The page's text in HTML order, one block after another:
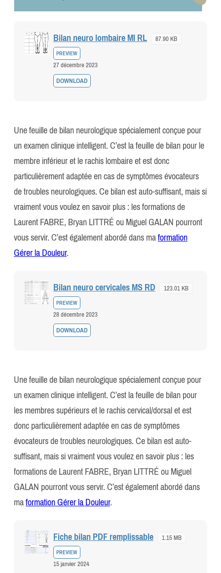
Bilan neuro lombaire MI RL 87.90 KB
PREVIEW
27 décembre 2023
DOWNLOAD
Une feuille de bilan neurologique spécialement conçue pour
un examen clinique intelligent. C’est la feuille de bilan pour le
membre inférieur et le rachis lombaire et est donc
particulièrement adaptée en cas de symptômes évocateurs
de troubles neurologiques. Ce bilan est auto-suffisant, mais si
vraiment vous voulez en savoir plus : les formations de
Laurent FABRE, Bryan LITTRÉ ou Miguel GALAN pourront
vous servir. C’est également abordé dans maformation
Gérer la Douleur.
Bilan neuro cervicales MS RD 123.01 KB
PREVIEW
28 décembre 2023
DOWNLOAD
Une feuille de bilan neurologique spécialement conçue pour
un examen clinique intelligent. C’est la feuille de bilan pour
les membres supérieurs et le rachis cervical/dorsal et est
donc particulièrement adaptée en cas de symptômes
évocateurs de troubles neurologiques. Ce bilan est auto-
suffisant, mais si vraiment vous voulez en savoir plus : les
formations de Laurent FABRE, Bryan LITTRÉ ou Miguel
GALAN pourront vous servir. C’est également abordé dans
maformation Gérer la Douleur.
Fiche bilan PDF remplissable 1.15 MB
PREVIEW
15 janvier 2024